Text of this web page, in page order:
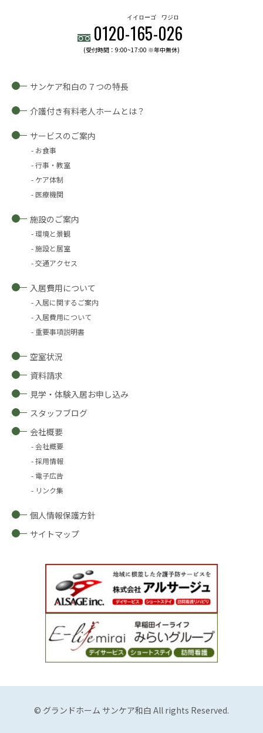
0120-165
イイローゴ
-026
ワジロ
(受付時間：9:00~17:00 ※年中無休)
サンケア和白の７つの特長
介護付き有料老人ホームとは？
サービスのご案内
お食事
行事・教室
ケア体制
医療機関
施設のご案内
環境と景観
施設と居室
交通アクセス
入居費用について
入居に関するご案内
入居費用について
重要事項説明書
空室状況
資料請求
見学・体験入居お申し込み
スタッフブログ
会社概要
会社概要
採用情報
電子広告
リンク集
個人情報保護方針
サイトマップ
© グランドホーム サンケア和白 All rights Reserved.